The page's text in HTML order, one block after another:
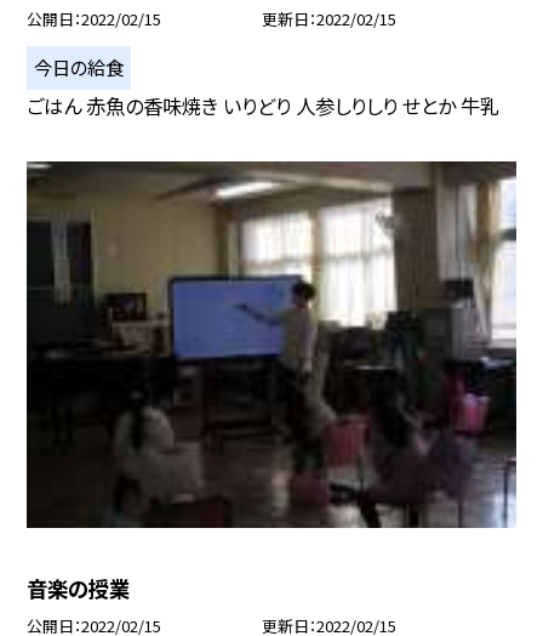
公開日 2022/02/15 更新日 2022/02/15
今日の給食
ごはん 赤魚の香味焼き いりどり 人参しりしり せとか 牛乳
音楽の授業
公開日 2022/02/15 更新日 2022/02/15